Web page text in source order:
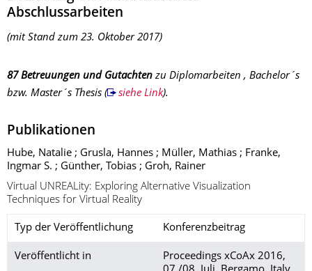
Abschlussarbeiten
(mit Stand zum 23. Oktober 2017)
87 Betreuungen und Gutachtenzu Diplomarbeiten , Bachelor´s
bzw. Master´s Thesis ( siehe Link).
Publikationen
Hube, Natalie ; Grusla, Hannes ; Müller, Mathias ; Franke,
Ingmar S. ; Günther, Tobias ; Groh, Rainer
Virtual UNREALity: Exploring Alternative Visualization
Techniques for Virtual Reality
Typ der Veröffentlichung Konferenzbeitrag
Veröffentlicht in
Proceedings xCoAx 2016,